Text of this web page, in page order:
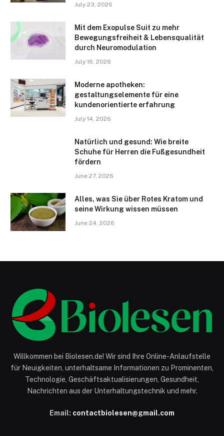
July 23, 2026
Mit dem Exopulse Suit zu mehr
Bewegungsfreiheit & Lebensqualität
durch Neuromodulation
July 16, 2026
Moderne apotheken:
gestaltungselemente für eine
kundenorientierte erfahrung
July 14, 2026
Natürlich und gesund: Wie breite
Schuhe für Herren die Fußgesundheit
fördern
June 27, 2026
Alles, was Sie über Rotes Kratom und
seine Wirkung wissen müssen
June 24, 2026
Willkommen bei Biolesen.de! Wir sind Ihre Online-Anlaufstelle
für Neuigkeiten, unterhaltsame Informationen zu Prominenten,
Technologie, Geschäftsaktualisierungen, Gesundheit,
Nachrichten aus der Unterhaltungstechnik und mehr.
Email: contactbiolesen@gmail.com